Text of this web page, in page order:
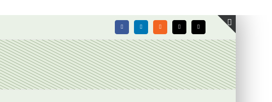
FacebookLinkedIn Rss X Email
Toggle
area
barra
scorrevole